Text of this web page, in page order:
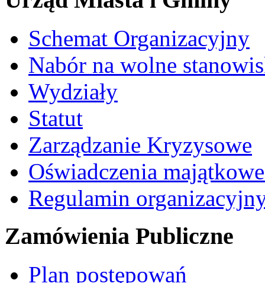
Schemat Organizacyjny
Nabór na wolne
Wydziały
Statut
Zarządzanie Kryzysowe
Oświadczenia
Regulamin
Zamówienia Publiczne
Plan postępowań